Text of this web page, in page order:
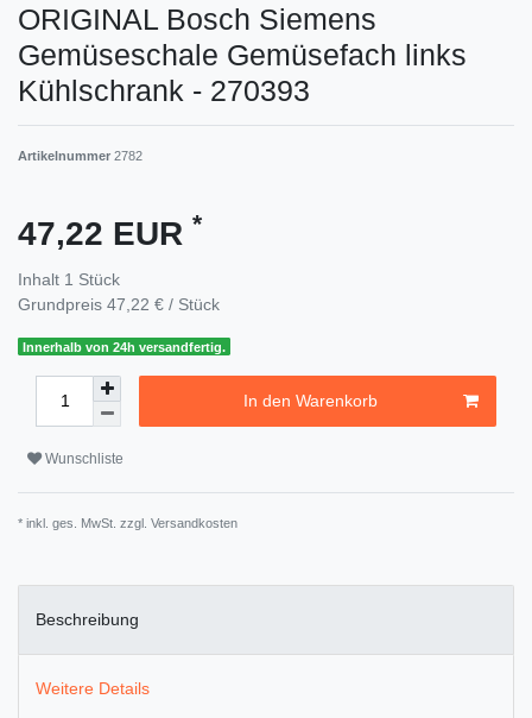
ORIGINAL Bosch Siemens
Gemüseschale Gemüsefach links
Kühlschrank - 270393
Artikelnummer 2782
47,22 EUR *
Inhalt 1 Stück
Grundpreis 47,22 € / Stück
Innerhalb von 24h versandfertig.
In den Warenkorb
Wunschliste
* inkl. ges. MwSt. zzgl. Versandkosten
Beschreibung
Weitere Details